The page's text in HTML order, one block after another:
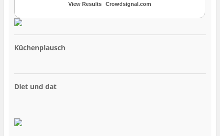
View Results Crowdsignal.com
Küchenplausch
Diet und dat